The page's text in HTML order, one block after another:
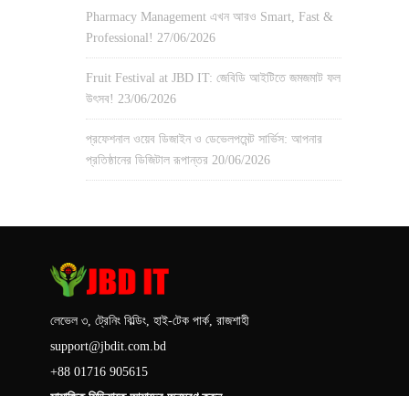
Pharmacy Management এখন আরও Smart, Fast &
Professional! 27/06/2026
Fruit Festival at JBD IT: জেবিডি আইটিতে জমজমাট ফল
উৎসব! 23/06/2026
প্রফেশনাল ওয়েব ডিজাইন ও ডেভেলপমেন্ট সার্ভিস: আপনার
প্রতিষ্ঠানের ডিজিটাল রূপান্তর 20/06/2026
লেভেল ৩, ট্রেনিং বিল্ডিং, হাই-টেক পার্ক, রাজশাহী
support@jbdit.com.bd
+88 01716 905615